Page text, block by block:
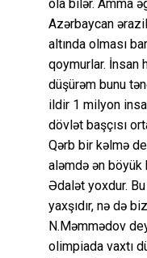
ola bilər. Amma
Azərbaycan
altında olması
qoymurlar. İnsan
düşürəm bunu
ildir 1 milyon
dövlət başçısı
Qərb bir kəlmə
aləmdə ən böyük
Ədalət yoxdur.
yaxşıdır, nə də
N.Məmmədov
olimpiada vaxtı